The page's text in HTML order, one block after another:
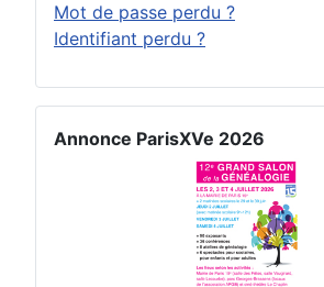
Mot de passe perdu ?
Identifiant perdu ?
Annonce ParisXVe 2026